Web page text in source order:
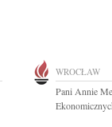
WROCŁAW
Pani Annie